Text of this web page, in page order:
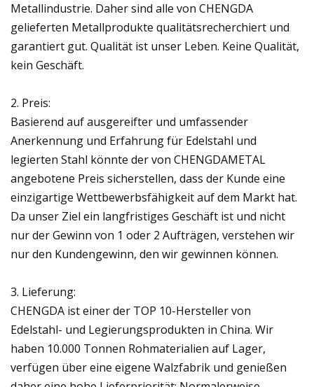
Metallindustrie. Daher sind alle von CHENGDA
gelieferten Metallprodukte qualitätsrecherchiert und
garantiert gut. Qualität ist unser Leben. Keine Qualität,
kein Geschäft.
2. Preis:
Basierend auf ausgereifter und umfassender
Anerkennung und Erfahrung für Edelstahl und
legierten Stahl könnte der von CHENGDAMETAL
angebotene Preis sicherstellen, dass der Kunde eine
einzigartige Wettbewerbsfähigkeit auf dem Markt hat.
Da unser Ziel ein langfristiges Geschäft ist und nicht
nur der Gewinn von 1 oder 2 Aufträgen, verstehen wir
nur den Kundengewinn, den wir gewinnen können.
3. Lieferung:
CHENGDA ist einer der TOP 10-Hersteller von
Edelstahl- und Legierungsprodukten in China. Wir
haben 10.000 Tonnen Rohmaterialien auf Lager,
verfügen über eine eigene Walzfabrik und genießen